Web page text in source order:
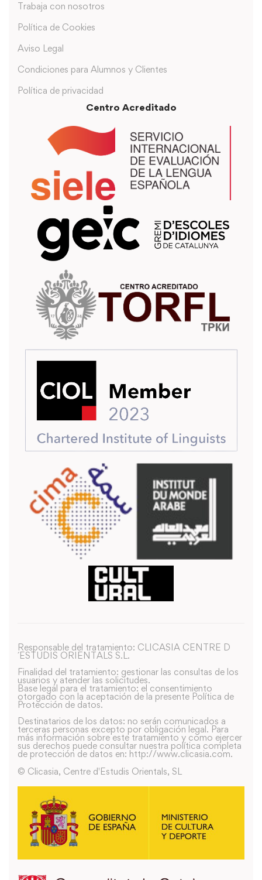
Trabaja con nosotros
Política de Cookies
Aviso Legal
Condiciones para Alumnos y Clientes
Política de privacidad
Centro Acreditado
Responsable del tratamiento: CLICASIA CENTRE D
´ESTUDIS ORIENTALS S.L.
Finalidad del tratamiento: gestionar las consultas de los
usuarios y atender las solicitudes.
Base legal para el tratamiento: el consentimiento
otorgado con la aceptación de la presente Política de
Protección de datos.
Destinatarios de los datos: no serán comunicados a
terceras personas excepto por obligación legal. Para
más información sobre este tratamiento y como ejercer
sus derechos puede consultar nuestra política completa
de protección de datos en: http://www.clicasia.com.
© Clicasia, Centre d'Estudis Orientals, SL